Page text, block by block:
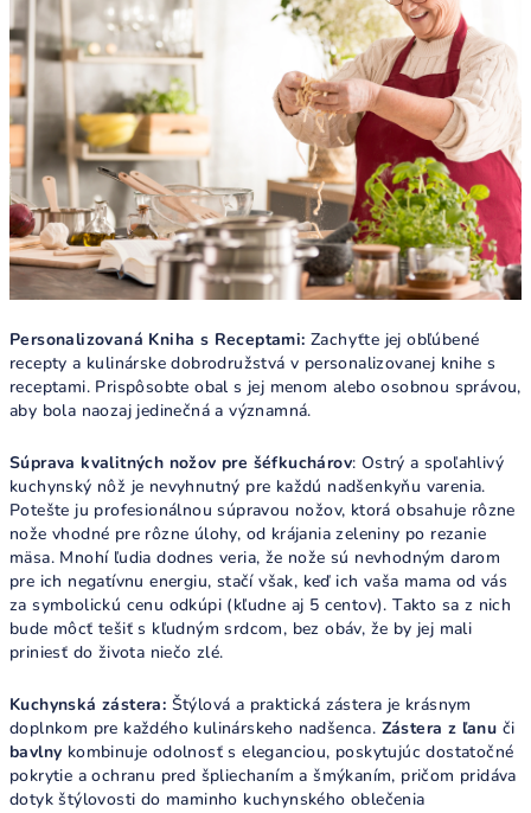
Personalizovaná Kniha s Receptami: Zachyťte jej obľúbené
recepty a kulinárske dobrodružstvá v personalizovanej knihe s
receptami. Prispôsobte obal s jej menom alebo osobnou správou,
aby bola naozaj jedinečná a významná.
Súprava kvalitných nožov pre šéfkuchárov: Ostrý a spoľahlivý
kuchynský nôž je nevyhnutný pre každú nadšenkyňu varenia.
Potešte ju profesionálnou súpravou nožov, ktorá obsahuje rôzne
nože vhodné pre rôzne úlohy, od krájania zeleniny po rezanie
mäsa. Mnohí ľudia dodnes veria, že nože sú nevhodným darom
pre ich negatívnu energiu, stačí však, keď ich vaša mama od vás
za symbolickú cenu odkúpi (kľudne aj 5 centov). Takto sa z nich
bude môcť tešiť s kľudným srdcom, bez obáv, že by jej mali
priniesť do života niečo zlé.
Kuchynská zástera: Štýlová a praktická zástera je krásnym
doplnkom pre každého kulinárskeho nadšenca. Zástera z ľanu či
bavlny kombinuje odolnosť s eleganciou, poskytujúc dostatočné
pokrytie a ochranu pred špliechaním a šmýkaním, pričom pridáva
dotyk štýlovosti do maminho kuchynského oblečenia